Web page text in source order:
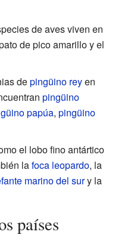
de aves viven en
de pico amarillo y el
depingüino reyen
pingüino
papúa, pingüino
el lobo fino antártico
lafoca leopardo, la
marino del sury la
países